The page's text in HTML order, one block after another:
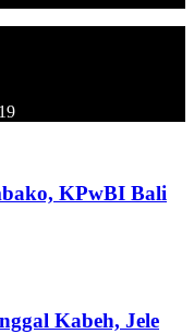
KPwBI Bali
Kabeh, Jele